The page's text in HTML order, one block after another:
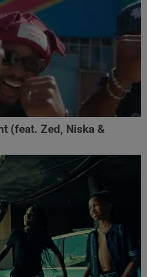
(feat. Zed, Niska &